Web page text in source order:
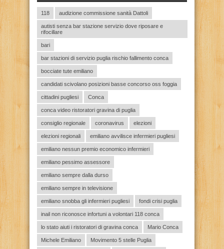
118 audizione commissione sanità Dattoli
autisti senza bar stazione servizio dove riposare e
rifocillare
bari
bar stazioni di servizio puglia rischio fallimento conca
bocciate tute emiliano
candidati scivolano posizioni basse concorso oss foggia
cittadini pugliesi Conca
conca video ristoratori gravina di puglia
consiglio regionale coronavirus elezioni
elezioni regionali emiliano avvilisce infermieri pugliesi
emiliano nessun premio economico infermieri
emiliano pessimo assessore
emiliano sempre dalla durso
emiliano sempre in televisione
emiliano snobba gli infermieri pugliesi fondi crisi puglia
inail non riconosce infortuni a volontari 118 conca
lo stato aiuti i ristoratori di gravina conca Mario Conca
Michele Emiliano Movimento 5 stelle Puglia